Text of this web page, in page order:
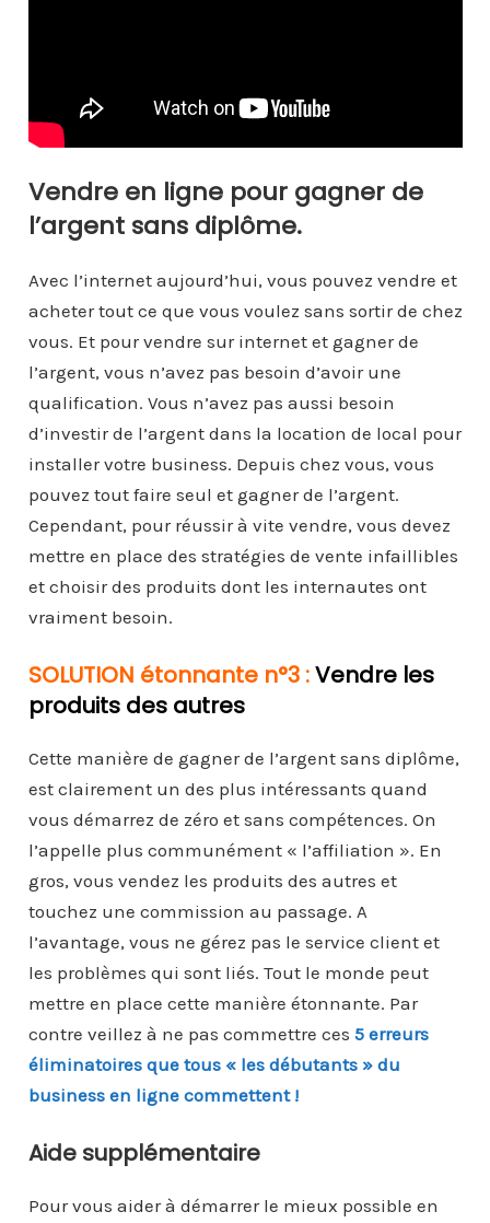
Vendre en ligne pour gagner de
l’argent sans diplôme.
Avec l’internet aujourd’hui, vous pouvez vendre et
acheter tout ce que vous voulez sans sortir de chez
vous. Et pour vendre sur internet et gagner de
l’argent, vous n’avez pas besoin d’avoir une
qualification. Vous n’avez pas aussi besoin
d’investir de l’argent dans la location de local pour
installer votre business. Depuis chez vous, vous
pouvez tout faire seul et gagner de l’argent.
Cependant, pour réussir à vite vendre, vous devez
mettre en place des stratégies de vente infaillibles
et choisir des produits dont les internautes ont
vraiment besoin.
SOLUTION étonnante n°3 :Vendre les
produits des autres
Cette manière de gagner de l’argent sans diplôme,
est clairement un des plus intéressants quand
vous démarrez de zéro et sans compétences. On
l’appelle plus communément « l’affiliation ». En
gros, vous vendez les produits des autres et
touchez une commission au passage. A
l’avantage, vous ne gérez pas le service client et
les problèmes qui sont liés. Tout le monde peut
mettre en place cette manière étonnante. Par
contre veillez à ne pas commettre ces 5 erreurs
éliminatoires que tous « les débutants » du
business en ligne commettent !
Aide supplémentaire
Pour vous aider à démarrer le mieux possible en